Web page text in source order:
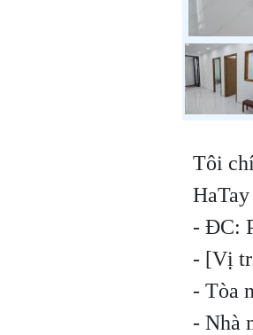
Tôi
- ĐC:
- [Vị
- Tòa
- Nhà